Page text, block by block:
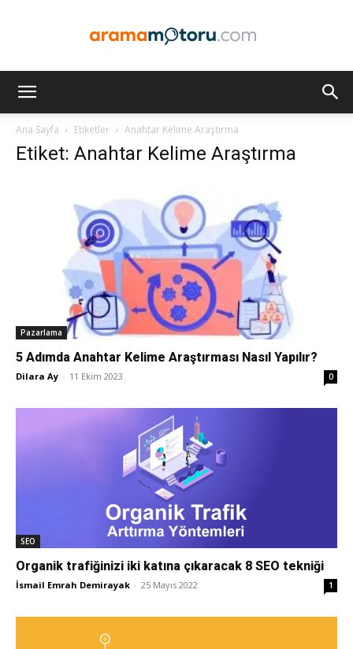
Optimizasyonu
ve
–
SEO,
Ana Sayfa Etiketler Anahtar Kelime Araştırma
Etiket: Anahtar Kelime Araştırma
Pazarlama
5 Adımda Anahtar Kelime Araştırması Nasıl Yapılır?
Dilara Ay - 11 Ekim 2023 0
SEO
Organik trafiğinizi iki katına çıkaracak 8 SEO tekniği
İsmail Emrah Demirayak - 25 Mayıs 2022 1